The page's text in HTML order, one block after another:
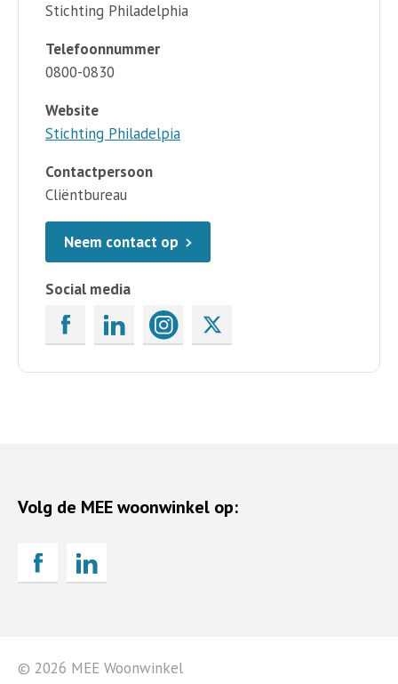
Stichting Philadelphia
Telefoonnummer
0800-0830
Website
Stichting Philadelpia
Contactpersoon
Cliëntbureau
Neem contact op
Social media
Volg de MEE woonwinkel op:
© 2026 MEE Woonwinkel